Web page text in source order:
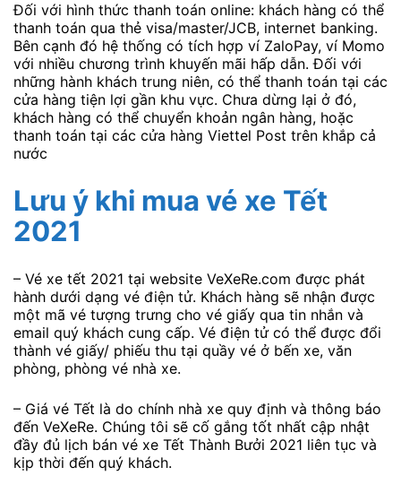
Đối với hình thức thanh toán online: khách hàng có thể
thanh toán qua thẻ visa/master/JCB, internet banking.
Bên cạnh đó hệ thống có tích hợp ví ZaloPay, ví Momo
với nhiều chương trình khuyến mãi hấp dẫn. Đối với
những hành khách trung niên, có thể thanh toán tại các
cửa hàng tiện lợi gần khu vực. Chưa dừng lại ở đó,
khách hàng có thể chuyển khoản ngân hàng, hoặc
thanh toán tại các cửa hàng Viettel Post trên khắp cả
nước
Lưu ý khi mua vé xe Tết
2021
– Vé xe tết 2021 tại website VeXeRe.com được phát
hành dưới dạng vé điện tử. Khách hàng sẽ nhận được
một mã vé tượng trưng cho vé giấy qua tin nhắn và
email quý khách cung cấp. Vé điện tử có thể được đổi
thành vé giấy/ phiếu thu tại quầy vé ở bến xe, văn
phòng, phòng vé nhà xe.
– Giá vé Tết là do chính nhà xe quy định và thông báo
đến VeXeRe. Chúng tôi sẽ cố gắng tốt nhất cập nhật
đầy đủ lịch bán vé xe Tết Thành Bưởi 2021 liên tục và
kịp thời đến quý khách.